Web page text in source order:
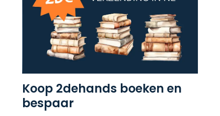
Koop 2dehands boeken en
bespaar